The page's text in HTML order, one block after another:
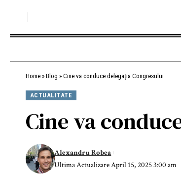
Home » Blog » Cine va conduce delegația Congresului
ACTUALITATE
Cine va
Ultima Actualizare April 15, 2025 3:00 am
Alexandru Robea